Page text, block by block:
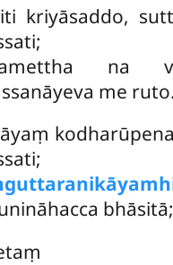
iti kriyāsaddo,
na
me ruto.
bhāsitā;